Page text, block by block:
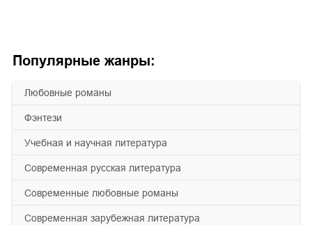
Популярные жанры:
любовные романы
фэнтези
учебная и научная литература
современная русская литература
современные любовные романы
современная зарубежная литература